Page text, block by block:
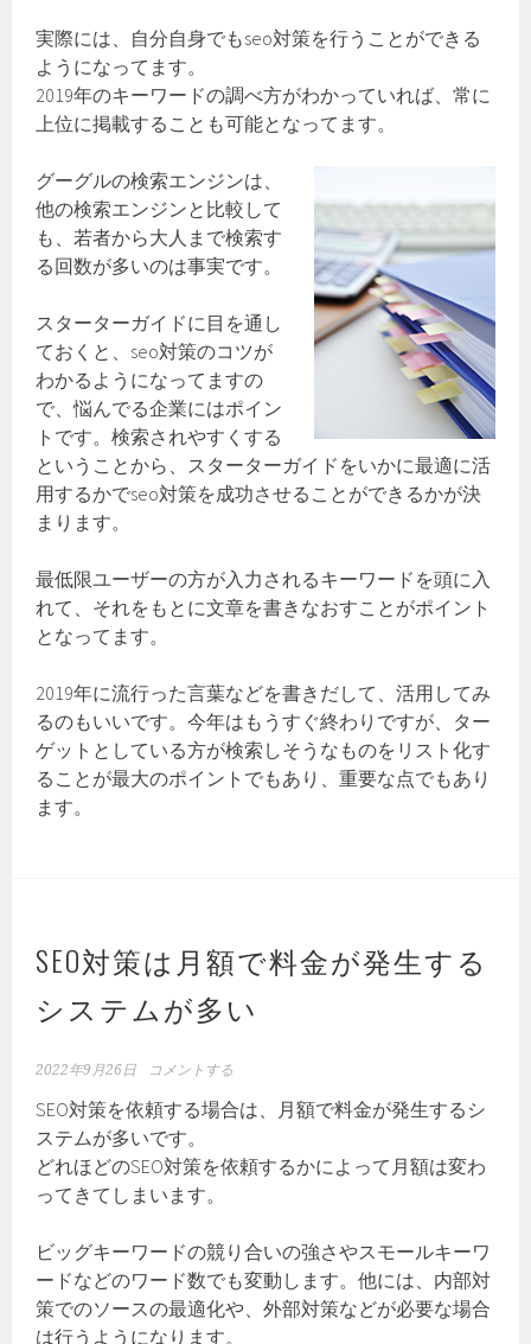
実際には、自分自身でもseo対策を行うことができる
ようになってます。
2019年のキーワードの調べ方がわかっていれば、常に
上位に掲載することも可能となってます。
グーグルの検索エンジンは、
他の検索エンジンと比較して
も、若者から大人まで検索す
る回数が多いのは事実です。
スターターガイドに目を通し
ておくと、seo対策のコツが
わかるようになってますの
で、悩んでる企業にはポイン
トです。検索されやすくする
ということから、スターターガイドをいかに最適に活
用するかでseo対策を成功させることができるかが決
まります。
最低限ユーザーの方が入力されるキーワードを頭に入
れて、それをもとに文章を書きなおすことがポイント
となってます。
2019年に流行った言葉などを書きだして、活用してみ
るのもいいです。今年はもうすぐ終わりですが、ター
ゲットとしている方が検索しそうなものをリスト化す
ることが最大のポイントでもあり、重要な点でもあり
ます。
SEO対策は月額で料金が発生する
システムが多い
2022年9月26日 コメントする
SEO対策を依頼する場合は、月額で料金が発生するシ
ステムが多いです。
どれほどのSEO対策を依頼するかによって月額は変わ
ってきてしまいます。
ビッグキーワードの競り合いの強さやスモールキーワ
ードなどのワード数でも変動します。他には、内部対
策でのソースの最適化や、外部対策などが必要な場合
は行うようになります。